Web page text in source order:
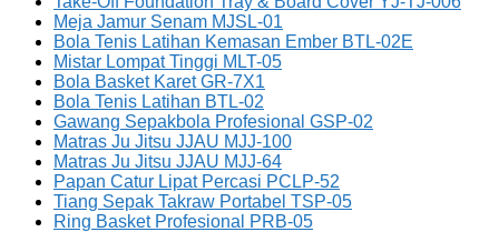
Meja Jamur Senam MJSL-01
Bola Tenis Latihan Kemasan Ember BTL-02E
Mistar Lompat Tinggi MLT-05
Bola Basket Karet GR-7X1
Bola Tenis Latihan BTL-02
Gawang Sepakbola Profesional GSP-02
Matras Ju Jitsu JJAU MJJ-100
Matras Ju Jitsu JJAU MJJ-64
Papan Catur Lipat Percasi PCLP-52
Tiang Sepak Takraw Portabel TSP-05
Ring Basket Profesional PRB-05